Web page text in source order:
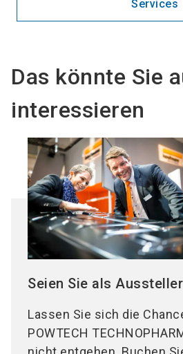
Services
Das könnte Sie
interessieren
Seien Sie als
Lassen Sie sich die
POWTECH